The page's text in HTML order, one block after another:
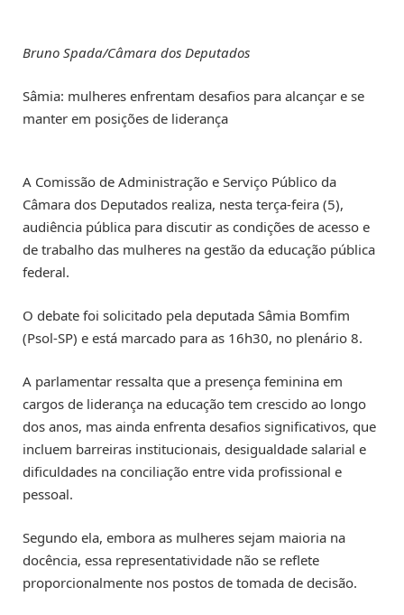
Bruno Spada/Câmara dos Deputados
Sâmia: mulheres enfrentam desafios para alcançar e se
manter em posições de liderança
A Comissão de Administração e Serviço Público da
Câmara dos Deputados realiza, nesta terça-feira (5),
audiência pública para discutir as condições de acesso e
de trabalho das mulheres na gestão da educação pública
federal.
O debate foi solicitado pela deputada Sâmia Bomfim
(Psol-SP) e está marcado para as 16h30, no plenário 8.
A parlamentar ressalta que a presença feminina em
cargos de liderança na educação tem crescido ao longo
dos anos, mas ainda enfrenta desafios significativos, que
incluem barreiras institucionais, desigualdade salarial e
dificuldades na conciliação entre vida profissional e
pessoal.
Segundo ela, embora as mulheres sejam maioria na
docência, essa representatividade não se reflete
proporcionalmente nos postos de tomada de decisão.